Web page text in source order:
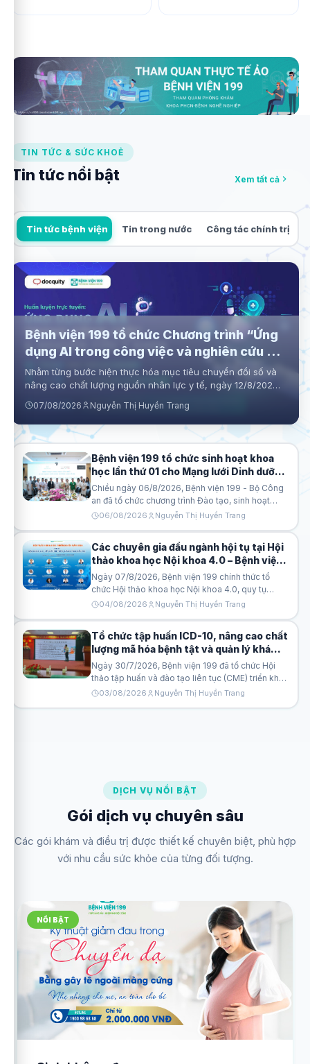
TIN TỨC & SỨC KHOẺ
Tin tức nổi bật Xem tất cả
Tin tức bệnh viện Tin trong nước Công tác chính trị
Bệnh viện 199 tổ chức Chương trình “Ứng
dụng AI trong công việc và nghiên cứu y
khoa”
Nhằm từng bước hiện thực hóa mục tiêu chuyển đổi số và
nâng cao chất lượng nguồn nhân lực y tế, ngày 12/8/2026,
“Ứng dụng AI trong công việc và nghiên cứu y khoa” dành
cho đội ngũ bác sĩ, điều dưỡng, kỹ thuật viên và nhân viên
y tế trong toàn Bệnh viện. Chương trình được triển khai trên
nền tảng Docquity, kết hợp giữa đào tạo lý thuyết và thực
hành, giúp học viên có thể ứng dụng ngay vào công việc
hằng ngày.
07/08/2026 Nguyễn Thị Huyền Trang
Bệnh viện 199 tổ chức sinh hoạt khoa
học lần thứ 01 cho Mạng lưới Dinh dưỡng
lâm sàng năm 2026
Chiều ngày 06/8/2026, Bệnh viện 199 - Bộ Công
an đã tổ chức chương trình Đào tạo, sinh hoạt
khoa học lần thứ I cho Mạng lưới Dinh dưỡng lâm
phòng cùng các thành viên Mạng lưới Dinh dưỡng
lâm sàng và đông đảo cán bộ y tế quan tâm đến
lĩnh vực dinh dưỡng điều trị.
06/08/2026 Nguyễn Thị Huyền Trang
Các chuyên gia đầu ngành hội tụ tại Hội
thảo khoa học Nội khoa 4.0 – Bệnh viện
199
Ngày 07/8/2026, Bệnh viện 199 chính thức tổ
chức Hội thảo khoa học Nội khoa 4.0, quy tụ
nhiều chuyên gia đầu ngành Nội khoa, Phẫu thuật
những tiến bộ mới nhất của y học hiện đại, đồng
thời tăng cường kết nối chuyên môn giữa các cơ
sở y tế trên cả nước.
04/08/2026 Nguyễn Thị Huyền Trang
Tổ chức tập huấn ICD-10, nâng cao chất
lượng mã hóa bệnh tật và quản lý khám
chữa bệnh
Ngày 30/7/2026, Bệnh viện 199 đã tổ chức Hội
thảo tập huấn và đào tạo liên tục (CME) triển khai
Thông tư số 06/2026/TT-BYT và Quyết định số
03/08/2026 Nguyễn Thị Huyền Trang
DỊCH VỤ NỔI BẬT
Gói dịch vụ chuyên sâu
Các gói khám và điều trị được thiết kế chuyên biệt, phù hợp
với nhu cầu sức khỏe của từng đối tượng.
NỔI BẬT